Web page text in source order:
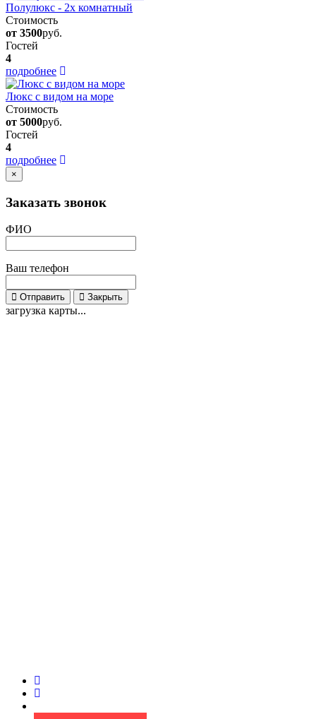
Полулюкс - 2х комнатный
Стоимость
от 3500руб.
Гостей
4
подробнее
Люкс с видом на море
Стоимость
от 5000руб.
Гостей
4
подробнее
×
Заказать звонок
ФИО
Ваш телефон
Отправить Закрыть
загрузка карты...